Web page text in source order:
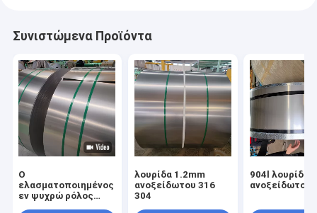
Συνιστώμενα Προϊόντα
Ο
ελασματοποιημένος
εν ψυχρώ ρόλος
λουρίδα 1.2mm
ανοξείδωτου 316
304
904l λουρίδα
ανοξείδωτου